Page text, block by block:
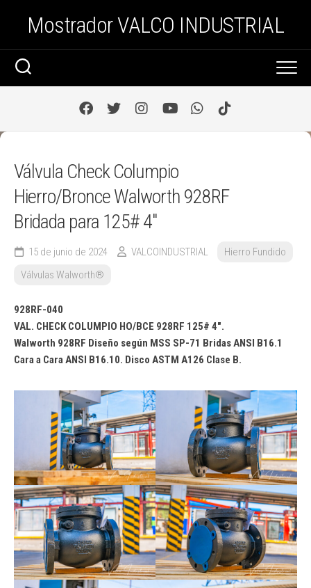
Mostrador VALCO INDUSTRIAL
Válvula Check Columpio
Hierro/Bronce Walworth 928RF
Bridada para 125# 4″
15 de junio de 2024 VALCOINDUSTRIAL
Hierro Fundido
Válvulas Walworth®
928RF-040
VAL. CHECK COLUMPIO HO/BCE 928RF 125# 4″.
Walworth 928RF Diseño según MSS SP-71 Bridas ANSI B16.1
Cara a Cara ANSI B16.10. Disco ASTM A126 Clase B.